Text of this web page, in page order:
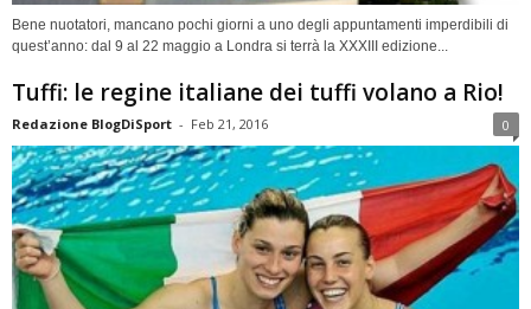
Bene nuotatori, mancano pochi giorni a uno degli appuntamenti imperdibili di
quest’anno: dal 9 al 22 maggio a Londra si terrà la XXXIII edizione...
Tuffi: le regine italiane dei tuffi volano a Rio!
Redazione BlogDiSport - Feb 21, 2016 0